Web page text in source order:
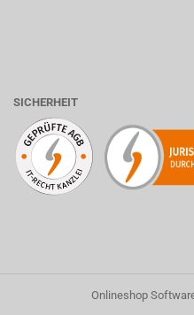
SICHERHEIT
Onlineshop